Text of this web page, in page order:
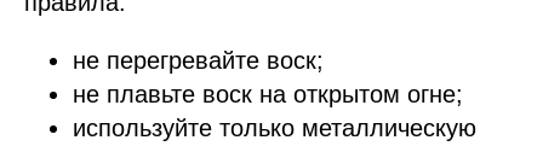
не перегревайте воск;
не плавьте воск на открытом огне;
используйте только металлическую